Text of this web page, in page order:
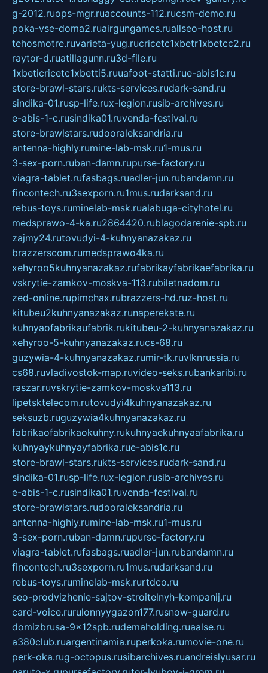
g-2012.ruops-mgr.ruaccounts-112.rucsm-demo.ru
poka-vse-doma2.ruairgungames.ruallseo-host.ru
tehosmotre.ruvarieta-yug.rucricetc1xbetr1xbetcc2.ru
raytor-d.ruatillagunn.ru3d-file.ru
1xbeticricetc1xbetti5.ruuafoot-statti.rue-abis1c.ru
store-brawl-stars.rukts-services.rudark-sand.ru
sindika-01.rusp-life.rux-legion.rusib-archives.ru
e-abis-1-c.rusindika01.ruvenda-festival.ru
store-brawlstars.rudooraleksandria.ru
antenna-highly.rumine-lab-msk.ru1-mus.ru
3-sex-porn.ruban-damn.rupurse-factory.ru
viagra-tablet.rufasbags.ruadler-jun.rubandamn.ru
fincontech.ru3sexporn.ru1mus.rudarksand.ru
rebus-toys.ruminelab-msk.rualabuga-cityhotel.ru
medsprawo-4-ka.ru2864420.rublagodarenie-spb.ru
zajmy24.rutovudyi-4-kuhnyanazakaz.ru
brazzerscom.rumedsprawo4ka.ru
xehyroo5kuhnyanazakaz.rufabrikayfabrikaefabrika.ru
vskrytie-zamkov-moskva-113.rubiletnadom.ru
zed-online.rupimchax.rubrazzers-hd.ruz-host.ru
kitubeu2kuhnyanazakaz.runaperekate.ru
kuhnyaofabrikaufabrik.rukitubeu-2-kuhnyanazakaz.ru
xehyroo-5-kuhnyanazakaz.rucs-68.ru
guzywia-4-kuhnyanazakaz.rumir-tk.ruvlknrussia.ru
cs68.ruvladivostok-map.ruvideo-seks.rubankaribi.ru
raszar.ruvskrytie-zamkov-moskva113.ru
lipetsktelecom.rutovudyi4kuhnyanazakaz.ru
seksuzb.ruguzywia4kuhnyanazakaz.ru
fabrikaofabrikaokuhny.rukuhnyaekuhnyaafabrika.ru
kuhnyaykuhnyayfabrika.rue-abis1c.ru
store-brawl-stars.rukts-services.rudark-sand.ru
sindika-01.rusp-life.rux-legion.rusib-archives.ru
e-abis-1-c.rusindika01.ruvenda-festival.ru
store-brawlstars.rudooraleksandria.ru
antenna-highly.rumine-lab-msk.ru1-mus.ru
3-sex-porn.ruban-damn.rupurse-factory.ru
viagra-tablet.rufasbags.ruadler-jun.rubandamn.ru
fincontech.ru3sexporn.ru1mus.rudarksand.ru
rebus-toys.ruminelab-msk.rurtdco.ru
seo-prodvizhenie-sajtov-stroitelnyh-kompanij.ru
card-voice.rurulonnyygazon177.rusnow-guard.ru
domizbrusa-9x12spb.rudemaholding.ruaalse.ru
a380club.ruargentinamia.ruperkoka.rumovie-one.ru
perk-oka.rug-octopus.rusibarchives.ruandreislyusar.ru